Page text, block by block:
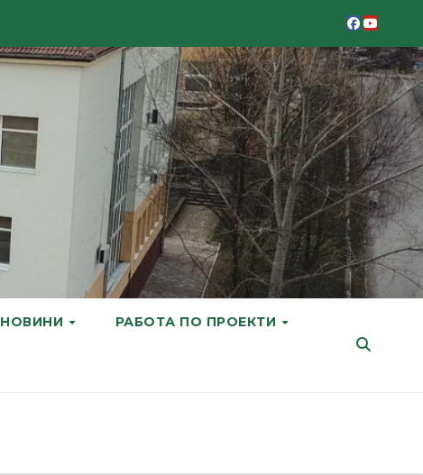
НОВИНИ РАБОТА ПО ПРОЕКТИ